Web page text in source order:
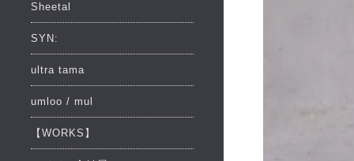
Sheetal
SYN:
ultra tama
umloo / mul
【WORKS】